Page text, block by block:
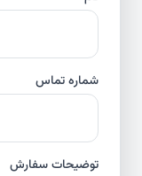
شماره تماس
توضیحات سفارش